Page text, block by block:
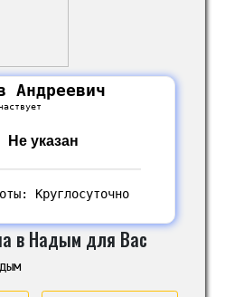
Андреевич
Не указан
Круглосуточно
в Надым для Вас